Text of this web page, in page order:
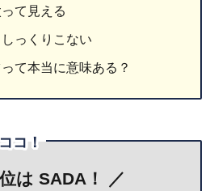
て見える
っくりこない
て本当に意味ある？
コ！
は SADA！ ／